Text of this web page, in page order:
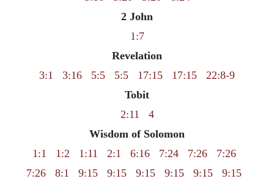
2 John
1:7
Revelation
3:1
3:16 5:5 5:5 17:15 17:15
22:8-9
Tobit
2:11
4
Wisdom of Solomon
1:1
1:2 1:11 2:1 6:16 7:24 7:26
7:26
7:26
8:1 9:15 9:15 9:15 9:15 9:15
9:15